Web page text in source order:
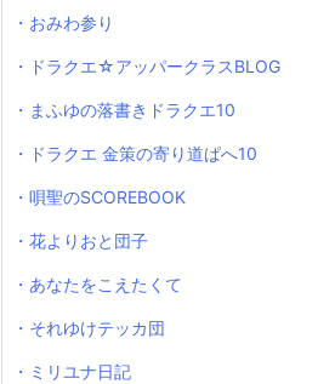
・おみわ参り
・ドラクエ☆アッパークラスBLOG
・まふゆの落書きドラクエ10
・ドラクエ 金策の寄り道ぱへ10
・唄聖のSCOREBOOK
・花よりおと団子
・あなたをこえたくて
・それゆけテッカ団
・ミリユナ日記